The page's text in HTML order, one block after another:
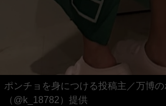
ポンチョを身につける投稿主／万博
（@k_18782）提供